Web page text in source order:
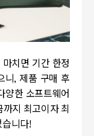
치면 기간 한정
니, 제품 구매 후
양한 소프트웨어
지 최고이자 최
니다!